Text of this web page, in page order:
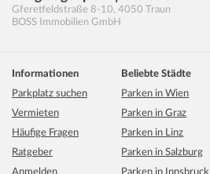
Gferetfeldstraße 8-10, 4050 Traun
BOSS Immobilien GmbH
Informationen
Parkplatz suchen
Vermieten
Häufige Fragen
Ratgeber
Beliebte Städte
Parken in Wien
Parken in Graz
Parken in Linz
Parken in Salzburg